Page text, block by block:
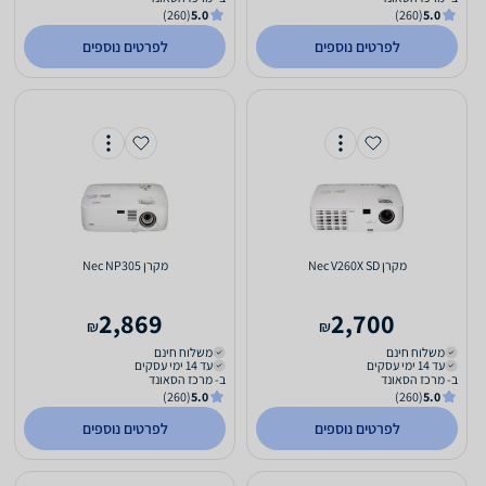
5.0
(260)
לפרטים נוספים
5.0
(260)
לפרטים נוספים
מקרן Nec V260X SD
2,700
₪
משלוח חינם
עד 14 ימי עסקים
ב- מרכז הסאונד
5.0
(260)
לפרטים נוספים
מקרן Nec NP305
2,869
₪
משלוח חינם
עד 14 ימי עסקים
ב- מרכז הסאונד
5.0
(260)
לפרטים נוספים